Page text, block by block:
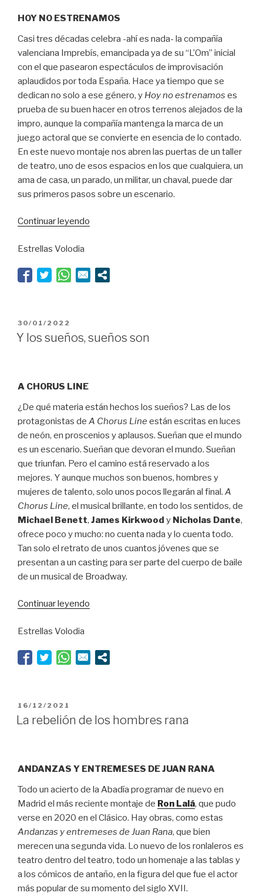
HOY NO ESTRENAMOS
Casi tres décadas celebra -ahí es nada- la compañía
valenciana Imprebís, emancipada ya de su “L’Om” inicial
con el que pasearon espectáculos de improvisación
aplaudidos por toda España. Hace ya tiempo que se
dedican no solo a ese género, y Hoy no estrenamos es
prueba de su buen hacer en otros terrenos alejados de la
impro, aunque la compañía mantenga la marca de un
juego actoral que se convierte en esencia de lo contado.
En este nuevo montaje nos abren las puertas de un taller
de teatro, uno de esos espacios en los que cualquiera, un
ama de casa, un parado, un militar, un chaval, puede dar
sus primeros pasos sobre un escenario.
Continuar leyendo
Estrellas Volodia
PUBLICADO
EL
30/01/2022
Y los sueños, sueños son
A CHORUS LINE
¿De qué materia están hechos los sueños? Las de los
protagonistas de A Chorus Line están escritas en luces
de neón, en proscenios y aplausos. Sueñan que el mundo
es un escenario. Sueñan que devoran el mundo. Sueñan
que triunfan. Pero el camino está reservado a los
mejores. Y aunque muchos son buenos, hombres y
mujeres de talento, solo unos pocos llegarán al final. A
Chorus Line, el musical brillante, en todo los sentidos, de
Michael Benett, James Kirkwood y Nicholas Dante,
ofrece poco y mucho: no cuenta nada y lo cuenta todo.
Tan solo el retrato de unos cuantos jóvenes que se
presentan a un casting para ser parte del cuerpo de baile
de un musical de Broadway.
Continuar leyendo
son”
Estrellas Volodia
PUBLICADO
EL
16/12/2021
La rebelión de los hombres rana
ANDANZAS Y ENTREMESES DE JUAN RANA
Todo un acierto de la Abadía programar de nuevo en
Madrid el más reciente montaje de Ron Lalá, que pudo
verse en 2020 en el Clásico. Hay obras, como estas
Andanzas y entremeses de Juan Rana, que bien
merecen una segunda vida. Lo nuevo de los ronlaleros es
teatro dentro del teatro, todo un homenaje a las tablas y
a los cómicos de antaño, en la figura del que fue el actor
más popular de su momento del siglo XVII.